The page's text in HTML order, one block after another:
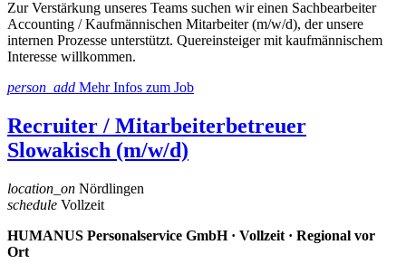
Zur Verstärkung unseres Teams suchen wir einen Sachbearbeiter
Accounting / Kaufmännischen Mitarbeiter (m/w/d), der unsere
internen Prozesse unterstützt. Quereinsteiger mit kaufmännischem
Interesse willkommen.
person_add Mehr Infos zum Job
Recruiter / Mitarbeiterbetreuer
Slowakisch (m/w/d)
location_on Nördlingen
schedule Vollzeit
HUMANUS Personalservice GmbH · Vollzeit · Regional vor
Ort